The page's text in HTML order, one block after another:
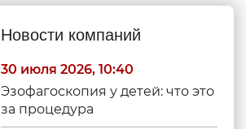
Новости компаний
30 июля 2026, 10:40
Эзофагоскопия у детей: что это
за процедура